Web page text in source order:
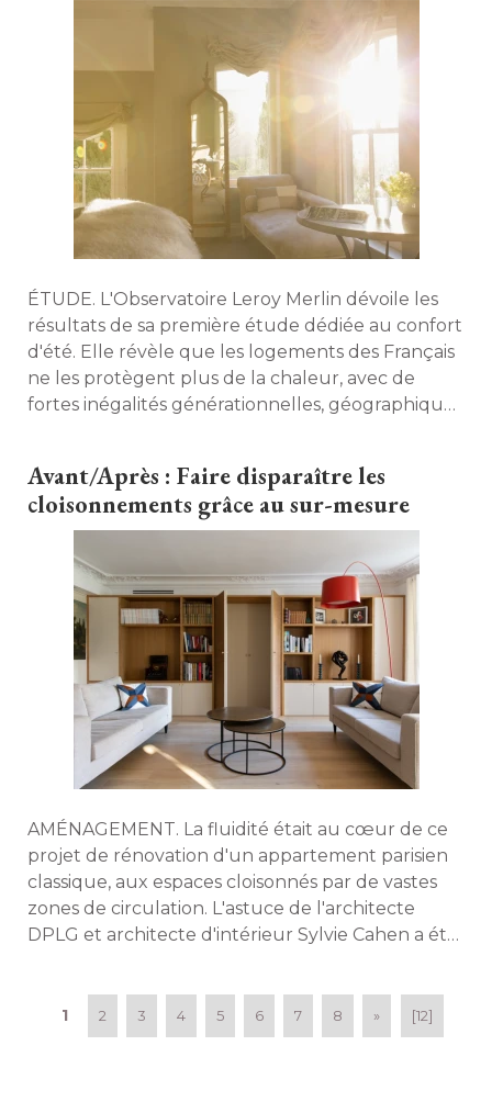
ÉTUDE. L'Observatoire Leroy Merlin dévoile les
résultats de sa première étude dédiée au confort
d'été. Elle révèle que les logements des Français
ne les protègent plus de la chaleur, avec de
fortes inégalités générationnelles, géographiques
Avant/Après : Faire disparaître les
cloisonnements grâce au sur-mesure
AMÉNAGEMENT. La fluidité était au cœur de ce
projet de rénovation d'un appartement parisien
classique, aux espaces cloisonnés par de vastes
zones de circulation. L'astuce de l'architecte
DPLG et architecte d'intérieur Sylvie Cahen a été
regard d'une pièce à l'autre.
1 2 3 4 5 6 7 8 » [12]